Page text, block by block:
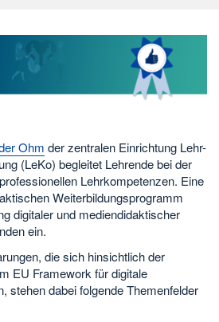
Ohm der zentralen Einrichtung Lehr-
(LeKo) begleitet Lehrende bei der
Lehrkompetenzen. Eine
Weiterbildungsprogramm
digitaler und mediendidaktischer
ein.
die sich hinsichtlich der
EU Framework für digitale
stehen dabei folgende Themenfelder